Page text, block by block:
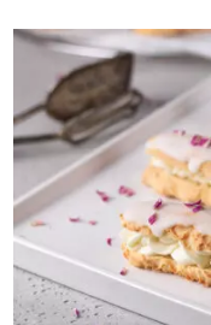
–
UND